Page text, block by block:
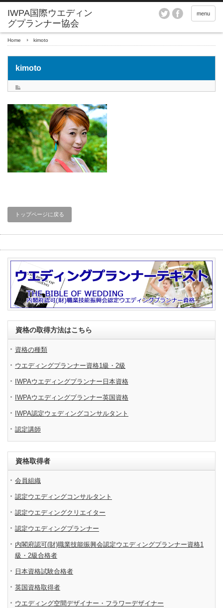
menu
Home kimoto
kimoto
トップページに戻る
資格の取得方法はこちら
資格の種類
ウエディングプランナー資格1級・2級
IWPAウエディングプランナー日本資格
IWPAウエディングプランナー英国資格
IWPA認定ウェディングコンサルタント
認定講師
資格取得者
会員組織
認定ウエディングコンサルタント
認定ウエディングクリエイター
認定ウエディングプランナー
内閣府認可(財)職業技能振興会認定ウエディングプランナー資格1
級・2級合格者
日本資格試験合格者
英国資格取得者
ウエディング空間デザイナー・フラワーデザイナー